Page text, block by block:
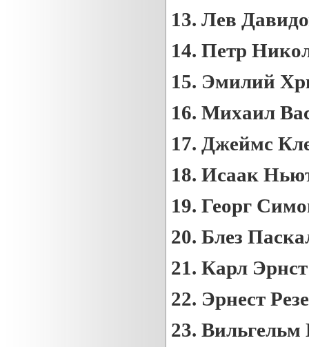
13. Лев
14. Петр
15. Эмилий
16. Михаил
17. Джеймс
18. Исаак
19. Георг
20. Блез
21. Карл
22. Эрнест
23. Вильгельм